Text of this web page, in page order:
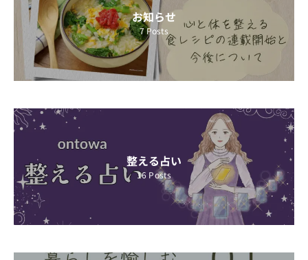
お知らせ
7Posts
整える占い
16 Posts